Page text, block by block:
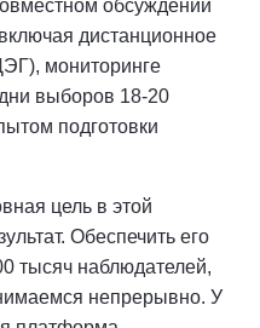
обсуждении
дистанционное
мониторинге
выборов 18-20
подготовки
цель в этой
Обеспечить его
тысяч наблюдателей,
непрерывно. У